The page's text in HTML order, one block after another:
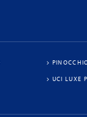
UCI LUXE